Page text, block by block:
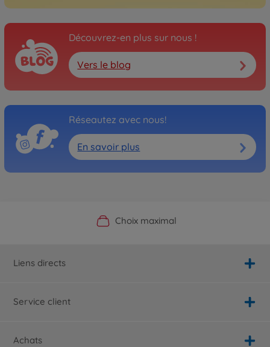
Découvrez-en plus sur nous !
Vers le blog
Réseautez avec nous!
En savoir plus
Boutique officielle du fabricant
Choix maximal
Service personnalisé
Livraison rapide
Liens directs
Service client
Achats